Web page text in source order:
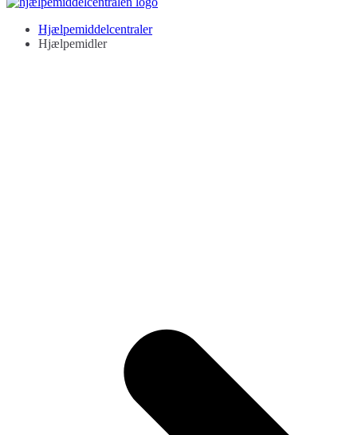
Hjælpemiddelcentralen
Hjælpemidler til ældre
Hjælpemiddelcentraler
Hjælpemidler